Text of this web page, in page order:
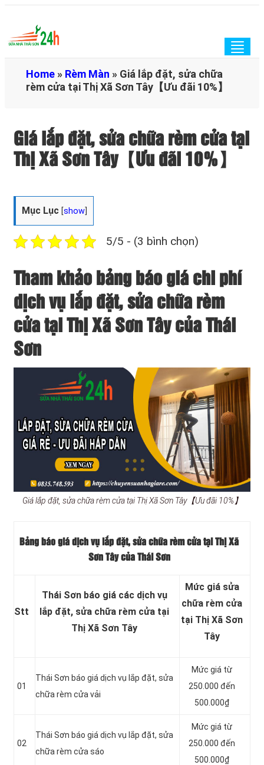
Home » Rèm Màn » Giá lắp đặt, sửa chữa
rèm cửa tại Thị Xã Sơn Tây【Ưu đãi 10%】
Giá lắp đặt, sửa chữa rèm cửa tại
Thị Xã Sơn Tây【Ưu đãi 10%】
Mục Lục [show
5/5 - (3 bình chọn)
Tham khảo bảng báo giá chi phí
dịch vụ lắp đặt, sửa chữa rèm
cửa tại Thị Xã Sơn Tây của Thái
Sơn
Giá lắp đặt, sửa chữa rèm cửa tại Thị Xã Sơn Tây【Ưu đãi 10%】
Bảng báo giá dịch vụ lắp đặt, sửa chữa rèm cửa tại Thị Xã
Sơn Tây của Thái Sơn
Stt
Thái Sơn báo giá các dịch vụ
lắp đặt, sửa chữa rèm cửa tại
Thị Xã Sơn Tây
Mức giá sửa
chữa rèm cửa
tại Thị Xã Sơn
Tây
01
Thái Sơn báo giá dịch vụ lắp đặt, sửa
chữa rèm cửa vải
Mức giá từ
250.000 đến
500.000₫
02
Thái Sơn báo giá dịch vụ lắp đặt, sửa
chữa rèm cửa sáo
Mức giá từ
250.000 đến
500.000₫